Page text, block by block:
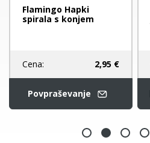
Flamingo Hapki
spirala s konjem
Cena: 2,95 €
Povpraševanje